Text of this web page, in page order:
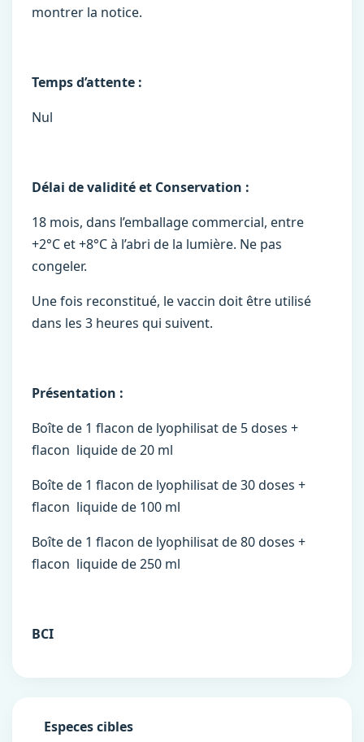
montrer la notice.
Temps d’attente :
Nul
Délai de validité et Conservation :
18 mois, dans l’emballage commercial, entre
+2°C et +8°C à l’abri de la lumière. Ne pas
congeler.
Une fois reconstitué, le vaccin doit être utilisé
dans les 3 heures qui suivent.
Présentation :
Boîte de 1 flacon de lyophilisat de 5 doses +
flacon liquide de 20 ml
Boîte de 1 flacon de lyophilisat de 30 doses +
flacon liquide de 100 ml
Boîte de 1 flacon de lyophilisat de 80 doses +
flacon liquide de 250 ml
BCI
Especes cibles